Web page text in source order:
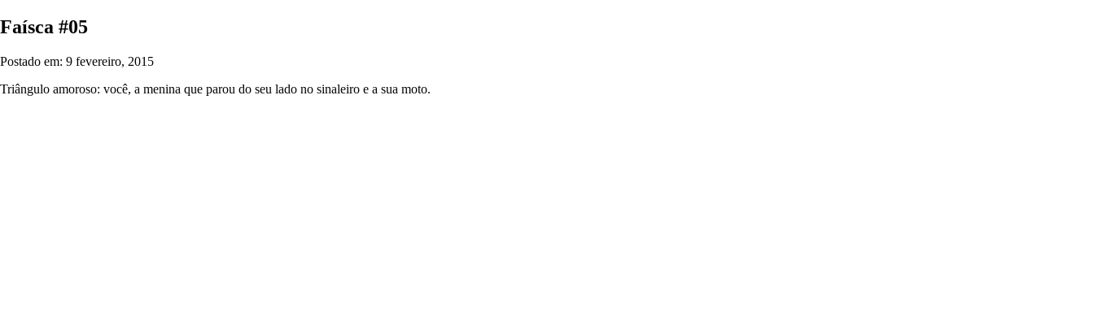
Faísca #05
Postado em: 9 fevereiro, 2015
Triângulo amoroso: você, a menina que parou do seu lado no sinaleiro e a sua moto.